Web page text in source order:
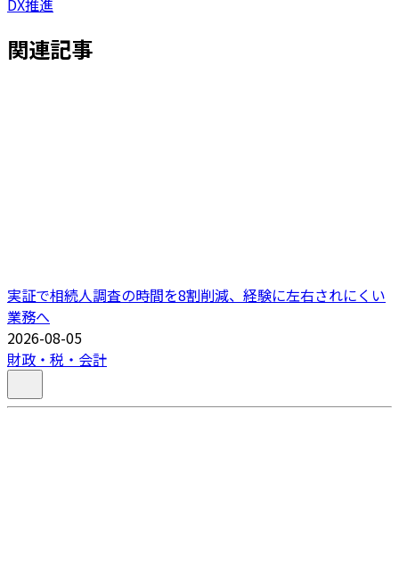
DX推進
関連記事
実証で相続人調査の時間を8割削減、経験に左右されにくい
業務へ
2026-08-05
財政・税・会計